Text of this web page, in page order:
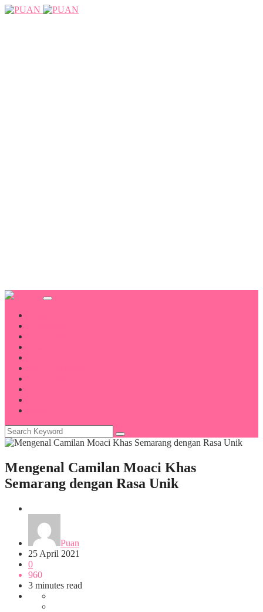
Mengenal Camilan Moaci Khas
Semarang dengan Rasa Unik
Puan
25 April 2021
0
960
3 minutes read